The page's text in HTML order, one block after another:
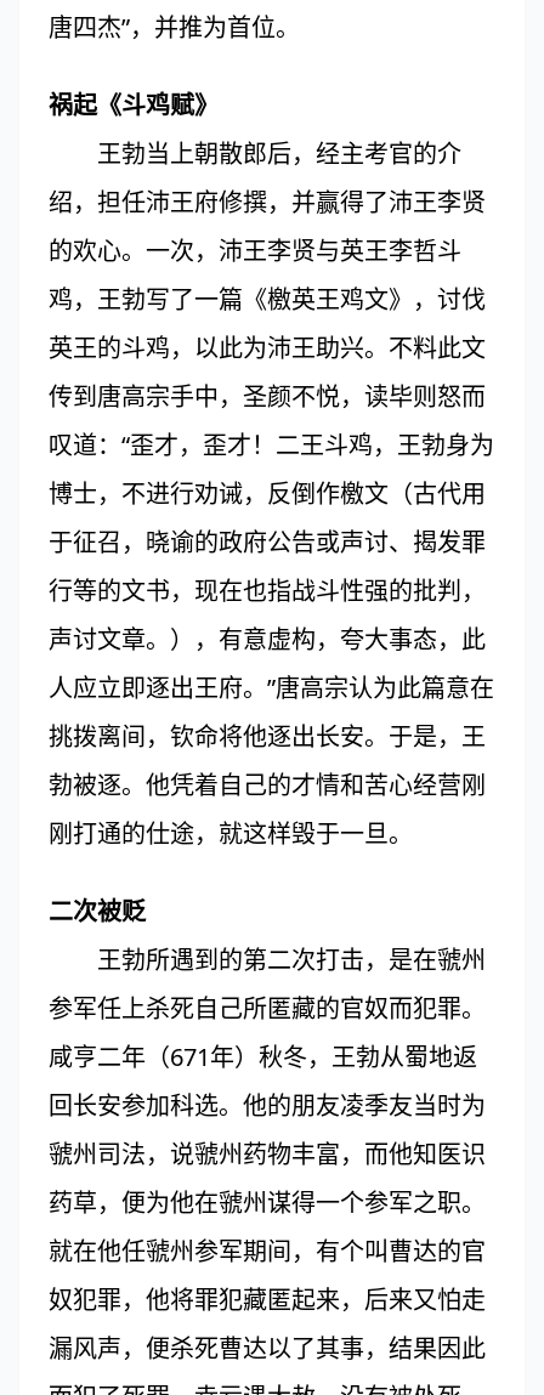
唐四杰”，并推为首位。
祸起《斗鸡赋》
王勃当上朝散郎后，经主考官的介
绍，担任沛王府修撰，并赢得了沛王李贤
的欢心。一次，沛王李贤与英王李哲斗
鸡，王勃写了一篇《檄英王鸡文》，讨伐
英王的斗鸡，以此为沛王助兴。不料此文
传到唐高宗手中，圣颜不悦，读毕则怒而
叹道：“歪才，歪才！二王斗鸡，王勃身为
博士，不进行劝诫，反倒作檄文（古代用
于征召，晓谕的政府公告或声讨、揭发罪
行等的文书，现在也指战斗性强的批判，
声讨文章。），有意虚构，夸大事态，此
人应立即逐出王府。”唐高宗认为此篇意在
挑拨离间，钦命将他逐出长安。于是，王
勃被逐。他凭着自己的才情和苦心经营刚
刚打通的仕途，就这样毁于一旦。
二次被贬
王勃所遇到的第二次打击，是在虢州
参军任上杀死自己所匿藏的官奴而犯罪。
咸亨二年（671年）秋冬，王勃从蜀地返
回长安参加科选。他的朋友凌季友当时为
虢州司法，说虢州药物丰富，而他知医识
药草，便为他在虢州谋得一个参军之职。
就在他任虢州参军期间，有个叫曹达的官
奴犯罪，他将罪犯藏匿起来，后来又怕走
漏风声，便杀死曹达以了其事，结果因此